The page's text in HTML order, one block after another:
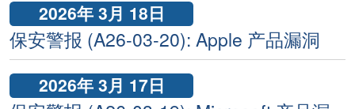
2026年 3月 18日
保安警报 (A26-03-20): Apple 产品漏洞
2026年 3月 17日